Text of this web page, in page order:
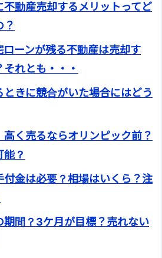
不動産売却するメリットってど
？
ーンが残る不動産は売却す
れとも・・・
きに競合がいた場合にはどう
く売るならオリンピック前？
？
付金は必要？相場はいくら？注
期間？3ケ月が目標？売れない